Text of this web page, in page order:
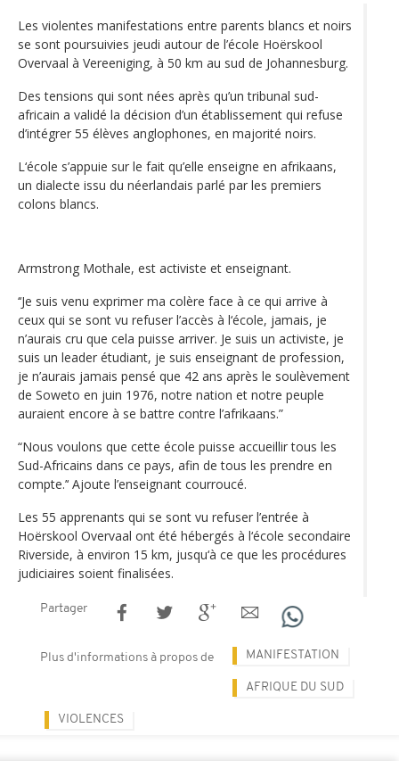
Les violentes manifestations entre parents blancs et noirs
se sont poursuivies jeudi autour de l’école Hoërskool
Overvaal à Vereeniging, à 50 km au sud de Johannesburg.
Des tensions qui sont nées après qu’un tribunal sud-
africain a validé la décision d’un établissement qui refuse
d’intégrer 55 élèves anglophones, en majorité noirs.
L‘école s’appuie sur le fait qu’elle enseigne en afrikaans,
un dialecte issu du néerlandais parlé par les premiers
colons blancs.
Armstrong Mothale, est activiste et enseignant.
‘‘Je suis venu exprimer ma colère face à ce qui arrive à
ceux qui se sont vu refuser l’accès à l‘école, jamais, je
n’aurais cru que cela puisse arriver. Je suis un activiste, je
suis un leader étudiant, je suis enseignant de profession,
je n’aurais jamais pensé que 42 ans après le soulèvement
de Soweto en juin 1976, notre nation et notre peuple
auraient encore à se battre contre l’afrikaans.”
“Nous voulons que cette école puisse accueillir tous les
Sud-Africains dans ce pays, afin de tous les prendre en
compte.’‘ Ajoute l’enseignant courroucé.
Les 55 apprenants qui se sont vu refuser l’entrée à
Hoërskool Overvaal ont été hébergés à l‘école secondaire
Riverside, à environ 15 km, jusqu‘à ce que les procédures
judiciaires soient finalisées.
Partager
Plus d'informations à propos de MANIFESTATION
AFRIQUE DU SUD
VIOLENCES